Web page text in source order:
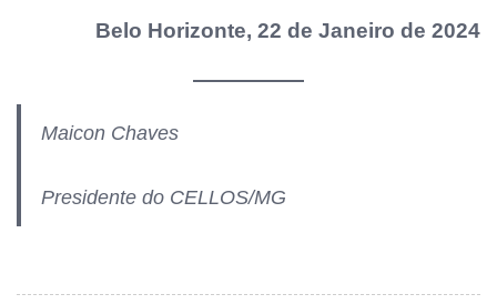
Belo Horizonte, 22 de Janeiro de 2024
Maicon Chaves
Presidente do CELLOS/MG